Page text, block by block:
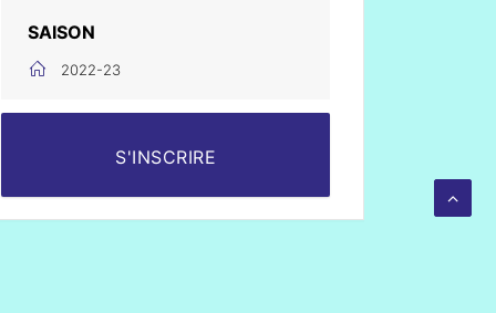
SAISON
2022-23
S'INSCRIRE